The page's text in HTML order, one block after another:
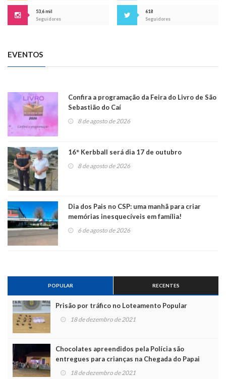
53,6 mil
Seguidores
618
Seguidores
EVENTOS
Confira a programação da Feira do Livro de São
Sebastião do Caí
8 de agosto de 2026
16° Kerbball será dia 17 de outubro
8 de agosto de 2026
Dia dos Pais no CSP: uma manhã para criar
memórias inesquecíveis em família!
6 de agosto de 2026
POPULAR RECENTES
Prisão por tráfico no Loteamento Popular
18 de dezembro de 2021
Chocolates apreendidos pela Polícia são
entregues para crianças na Chegada do Papai
Noel 18 de dezembro de 2021